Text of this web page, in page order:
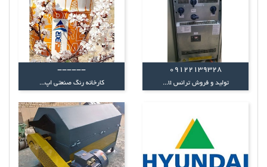
09122139328
تولید و فروش ترانس u...
------
کارخانه رنگ صنعتی اپ...